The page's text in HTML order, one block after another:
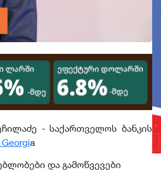
- საქართველოს ბანკის
a
და გამოწვევები